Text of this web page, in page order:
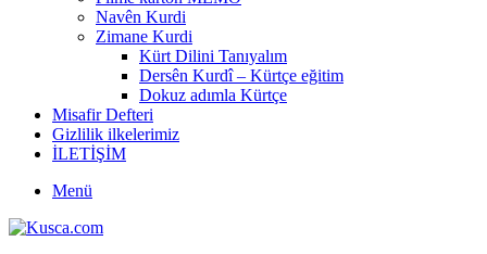
Navên Kurdi
Zimane Kurdi
Kürt Dilini Tanıyalım
Dersên Kurdî – Kürtçe eğitim
Dokuz adımla Kürtçe
Misafir Defteri
Gizlilik ilkelerimiz
İLETİŞİM
Menü